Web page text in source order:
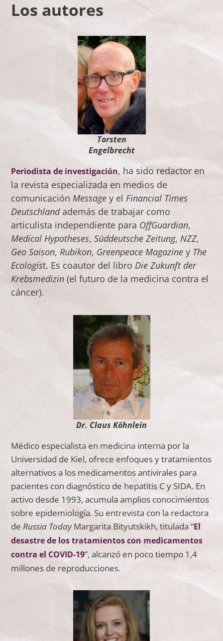
Los autores
Torsten
Engelbrecht
Periodista de investigación, ha sido redactor en
la revista especializada en medios de
comunicaciónMessage y elFinancial Times
Deutschlandademás de trabajar como
articulista independiente para OffGuardian,
Medical Hypotheses,Süddeutsche Zeitung,NZZ,
Geo Saison,Rubikon, Greenpeace Magazine y The
Ecologist. Es coautor del libroDie Zukunft der
Krebsmedizin(el futuro de la medicina contra el
cáncer).
Dr. Claus Köhnlein
Médico especialista en medicina interna por la
Universidad de Kiel, ofrece enfoques y tratamientos
alternativos a los medicamentos antivirales para
pacientes con diagnóstico de hepatitis C y SIDA. En
activo desde 1993, acumula amplios conocimientos
sobre epidemiología. Su entrevista con la redactora
deRussia TodayMargarita Bityutskikh, titulada “El
desastre de los tratamientos con medicamentos
contra el COVID-19”, alcanzó en poco tiempo 1,4
millones de reproducciones.